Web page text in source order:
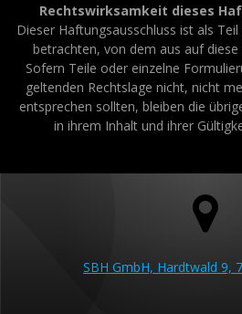
Rechtswirksamkeit dieses
Dieser Haftungsausschluss ist als
betrachten, von dem aus auf diese
Sofern Teile oder einzelne
geltenden Rechtslage nicht, nicht
entsprechen sollten, bleiben die
in ihrem Inhalt und ihrer
SBH GmbH, Hardtwald 9,